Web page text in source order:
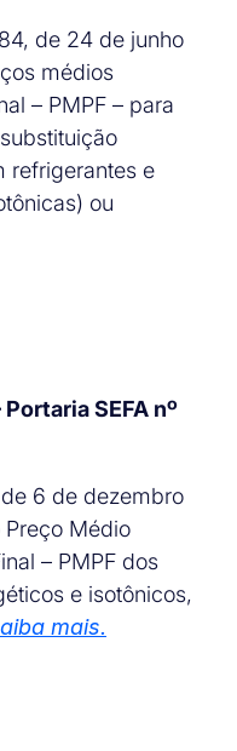
de 24 de junho
médios
– PMPF – para
refrigerantes e
ou
SEFA nº
de 6 de dezembro
Médio
– PMPF dos
e isotônicos,
mais.